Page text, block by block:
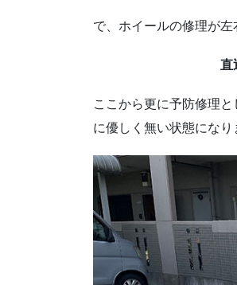
で、ホイールの修理が
直
ここから更に予防修理
に優しく無い状態にな